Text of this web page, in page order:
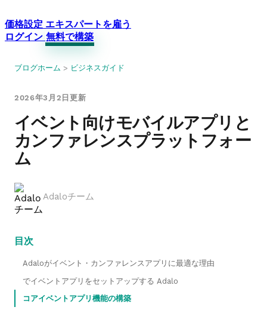
価格設定 エキスパートを雇う
ログイン 無料で構築
ブログホーム > ビジネスガイド
2026年3月2日更新
イベント向けモバイルアプリと
カンファレンスプラットフォー
ム
Adaloチーム
目次
Adaloがイベント・カンファレンスアプリに最適な理由
でイベントアプリをセットアップする Adalo
コアイベントアプリ機能の構築